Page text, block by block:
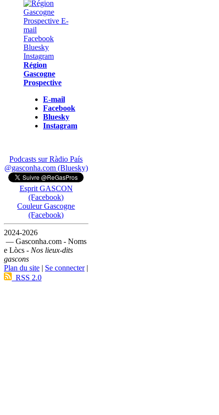
Région
Gascogne
Prospective
E-mail
Facebook
Bluesky
Instagram
Podcasts sur Ràdio País
@gasconha.com (Bluesky)
Esprit GASCON
(Facebook)
Couleur Gascogne
(Facebook)
2024-2026
— Gasconha.com - Noms
e Lòcs - Nos lieux-dits
gascons
Plan du site | Se connecter|
RSS 2.0